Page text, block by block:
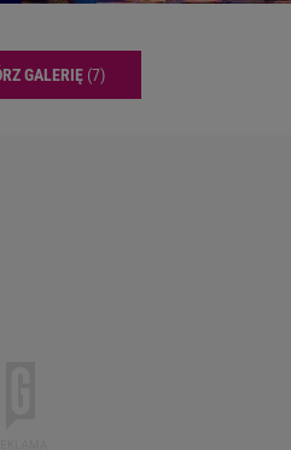
GALERIĘ (7)